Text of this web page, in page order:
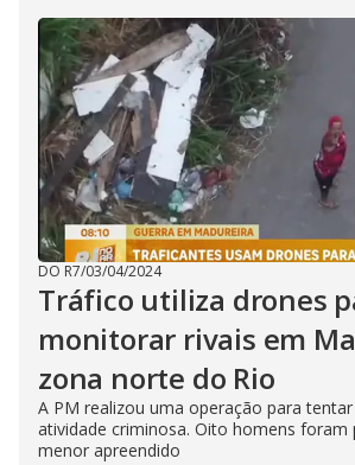
DO R7/03/04/2024
Tráfico utiliza drones
monitorar rivais em
zona norte do Rio
A PM realizou uma operação para
atividade criminosa. Oito homens foram
menor apreendido